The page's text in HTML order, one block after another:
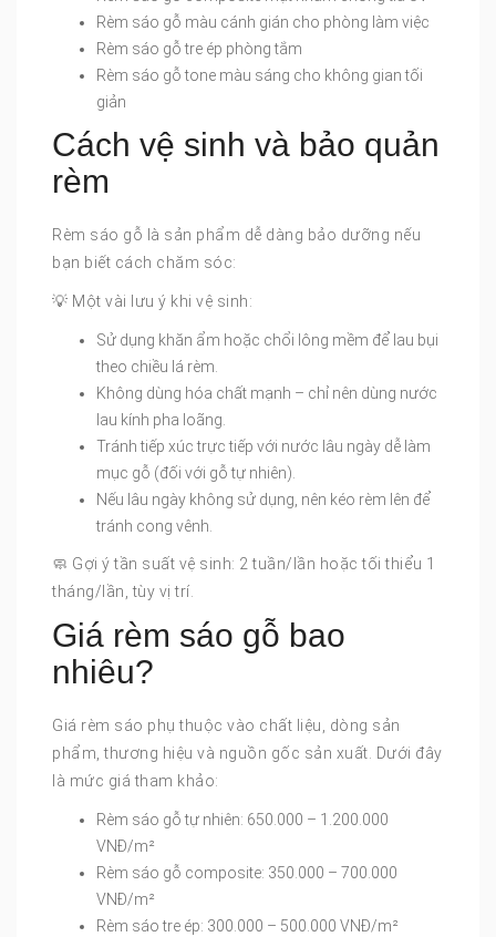
Rèm sáo gỗ màu cánh gián cho phòng làm việc
Rèm sáo gỗ tre ép phòng tắm
Rèm sáo gỗ tone màu sáng cho không gian tối
giản
Cách vệ sinh và bảo quản
rèm
Rèm sáo gỗ là sản phẩm dễ dàng bảo dưỡng nếu
bạn biết cách chăm sóc:
💡 Một vài lưu ý khi vệ sinh:
Sử dụng khăn ẩm hoặc chổi lông mềm để lau bụi
theo chiều lá rèm.
Không dùng hóa chất mạnh – chỉ nên dùng nước
lau kính pha loãng.
Tránh tiếp xúc trực tiếp với nước lâu ngày dễ làm
mục gỗ (đối với gỗ tự nhiên).
Nếu lâu ngày không sử dụng, nên kéo rèm lên để
tránh cong vênh.
🧼 Gợi ý tần suất vệ sinh: 2 tuần/lần hoặc tối thiểu 1
tháng/lần, tùy vị trí.
Giá rèm sáo gỗ bao
nhiêu?
Giá rèm sáo phụ thuộc vào chất liệu, dòng sản
phẩm, thương hiệu và nguồn gốc sản xuất. Dưới đây
là mức giá tham khảo:
Rèm sáo gỗ tự nhiên: 650.000 – 1.200.000
VNĐ/m²
Rèm sáo gỗ composite: 350.000 – 700.000
VNĐ/m²
Rèm sáo tre ép: 300.000 – 500.000 VNĐ/m²